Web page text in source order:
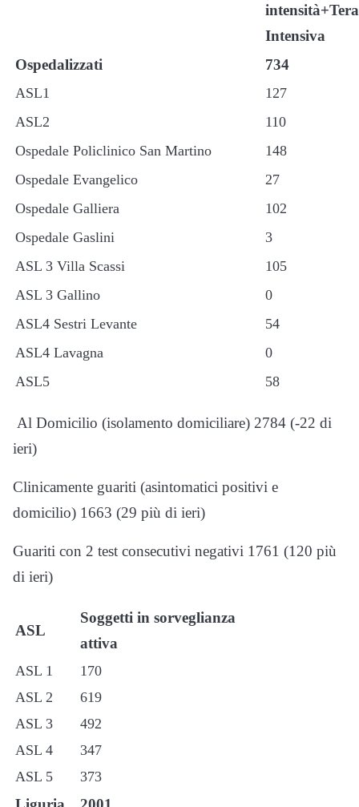
Intensiva
Ospedalizzati
734
ASL1
127
ASL2
110
Ospedale Policlinico San Martino
148
Ospedale Evangelico
27
Ospedale Galliera
102
Ospedale Gaslini
3
ASL 3 Villa Scassi
105
ASL 3 Gallino
0
ASL4 Sestri Levante
54
ASL4 Lavagna
0
ASL5
58
Al Domicilio (isolamento domiciliare) 2784 (-22 di
ieri)
Clinicamente guariti (asintomatici positivi e
domicilio) 1663 (29 più di ieri)
Guariti con 2 test consecutivi negativi 1761 (120 più
di ieri)
ASL
Soggetti in sorveglianza
attiva
ASL 1
170
ASL 2
619
ASL 3
492
ASL 4
347
ASL 5
373